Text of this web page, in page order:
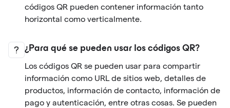
códigos QR pueden contener información tanto
horizontal como verticalmente.
¿Para qué se pueden usar los códigos QR?
Los códigos QR se pueden usar para compartir
información como URL de sitios web, detalles de
productos, información de contacto, información de
pago y autenticación, entre otras cosas. Se pueden